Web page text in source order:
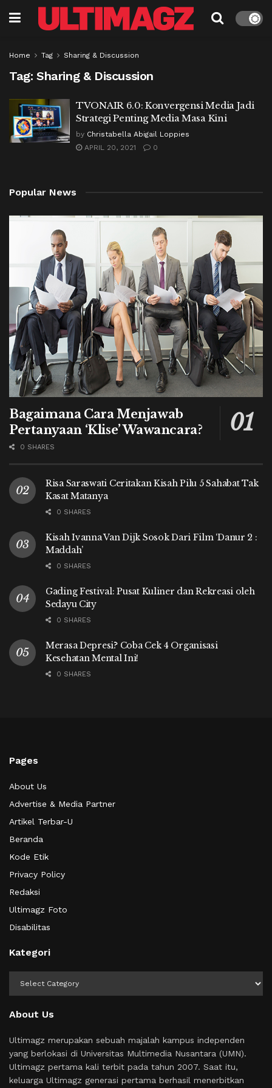
Home Tag Sharing & Discussion
Tag: Sharing & Discussion
TVONAIR 6.0: Konvergensi Media Jadi
Strategi Penting Media Masa Kini
by Christabella Abigail Loppies
APRIL 20, 2021
0
Popular News
Bagaimana Cara Menjawab
Pertanyaan ‘Klise’ Wawancara?
0 SHARES
Risa Saraswati Ceritakan Kisah Pilu 5 Sahabat Tak
Kasat Matanya
0 SHARES
Kisah Ivanna Van Dijk Sosok Dari Film ‘Danur 2 :
Maddah’
0 SHARES
Gading Festival: Pusat Kuliner dan Rekreasi oleh
Sedayu City
0 SHARES
Merasa Depresi? Coba Cek 4 Organisasi
Kesehatan Mental Ini!
0 SHARES
Pages
About Us
Advertise & Media Partner
Artikel Terbar-U
Beranda
Kode Etik
Privacy Policy
Redaksi
Ultimagz Foto
Disabilitas
Kategori
About Us
Ultimagz merupakan sebuah majalah kampus independen
yang berlokasi di Universitas Multimedia Nusantara (UMN).
Ultimagz pertama kali terbit pada tahun 2007. Saat itu,
keluarga Ultimagz generasi pertama berhasil menerbitkan